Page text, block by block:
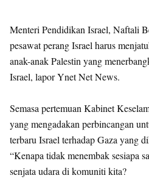
Menteri Pendidikan Israel, Naftali
pesawat perang Israel harus
anak-anak Palestin yang
Israel, lapor Ynet Net News.
Semasa pertemuan Kabinet
yang mengadakan perbincangan
terbaru Israel terhadap Gaza yang
“Kenapa tidak menembak sesiapa
senjata udara di komuniti kita?